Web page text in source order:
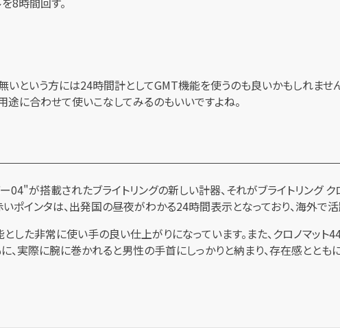
いという方には24時間計としてGMT機能を使うのも良いかもしれませ
途に合わせて使いこなしてみるのもいいですよね。
が搭載されたブライトリングの新しい計器、それがブライトリング
ポインタは、出発国の昼夜がわかる24時間表示となっており、海外で
した非常に使い手の良い仕上がりになっています。また、クロノマッ
実際に腕に巻かれると男性の手首にしっかりと納まり、存在感とと